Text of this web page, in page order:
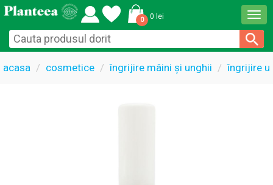
0 0 lei
acasa cosmetice îngrijire mâini și unghii îngrijire